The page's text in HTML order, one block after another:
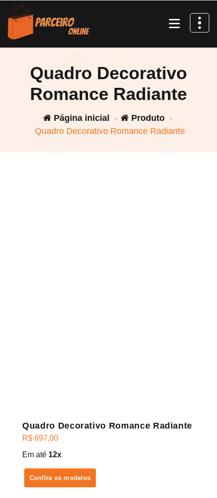
Pular
para
conteúdo
Quadro Decorativo
Romance Radiante
Página inicial - Produto -
Quadro Decorativo Romance Radiante
Quadro Decorativo Romance Radiante
R$ 697,00
Em até 12x
Confira os modelos